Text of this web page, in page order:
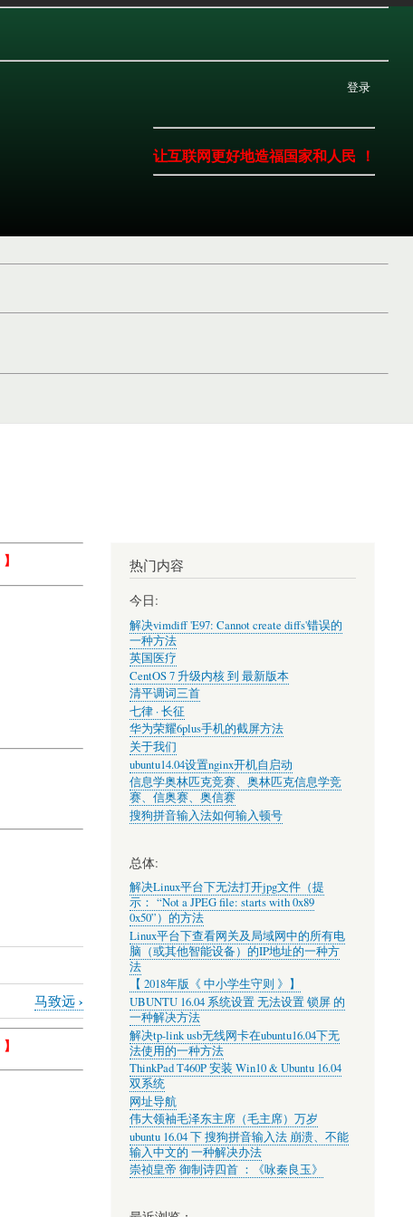
登录
让互联网更好地造福国家和人民 ！
】
马致远 ›
】
热门内容
今日:
解决vimdiff 'E97: Cannot create diffs'错误的
一种方法
英国医疗
CentOS 7 升级内核 到 最新版本
清平调词三首
七律 · 长征
华为荣耀6plus手机的截屏方法
关于我们
ubuntu14.04设置nginx开机自启动
信息学奥林匹克竞赛、奥林匹克信息学竞
赛、信奥赛、奥信赛
搜狗拼音输入法如何输入顿号
总体:
解决Linux平台下无法打开jpg文件（提
示： “Not a JPEG file: starts with 0x89
0x50”）的方法
Linux平台下查看网关及局域网中的所有电
脑（或其他智能设备）的IP地址的一种方
法
【 2018年版《 中小学生守则 》】
UBUNTU 16.04 系统设置 无法设置 锁屏 的
一种解决方法
解决tp-link usb无线网卡在ubuntu16.04下无
法使用的一种方法
ThinkPad T460P 安装 Win10 & Ubuntu 16.04
双系统
网址导航
伟大领袖毛泽东主席（毛主席）万岁
ubuntu 16.04 下 搜狗拼音输入法 崩溃、不能
输入中文的 一种解决办法
崇祯皇帝 御制诗四首 ：《咏秦良玉》